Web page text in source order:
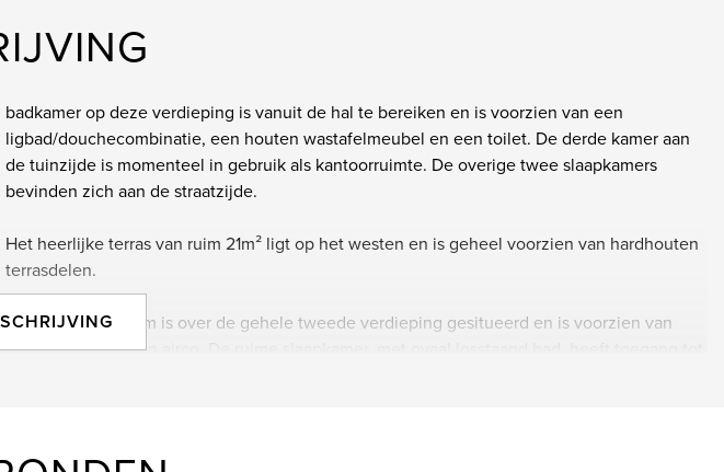
badkamer op deze verdieping is vanuit de hal te bereiken en is voorzien van een
ligbad/douchecombinatie, een houten wastafelmeubel en een toilet. De derde kamer aan
de tuinzijde is momenteel in gebruik als kantoorruimte. De overige twee slaapkamers
bevinden zich aan de straatzijde.
Het heerlijke terras van ruim 21m² ligt op het westen en is geheel voorzien van hardhouten
terrasdelen.
De master bedroom is over de gehele tweede verdieping gesitueerd en is voorzien van
vloerverwarming en airco. De ruime slaapkamer, met ovaal losstaand bad, heeft toegang tot
beschikt deze verdieping over een grote walk-in closet.